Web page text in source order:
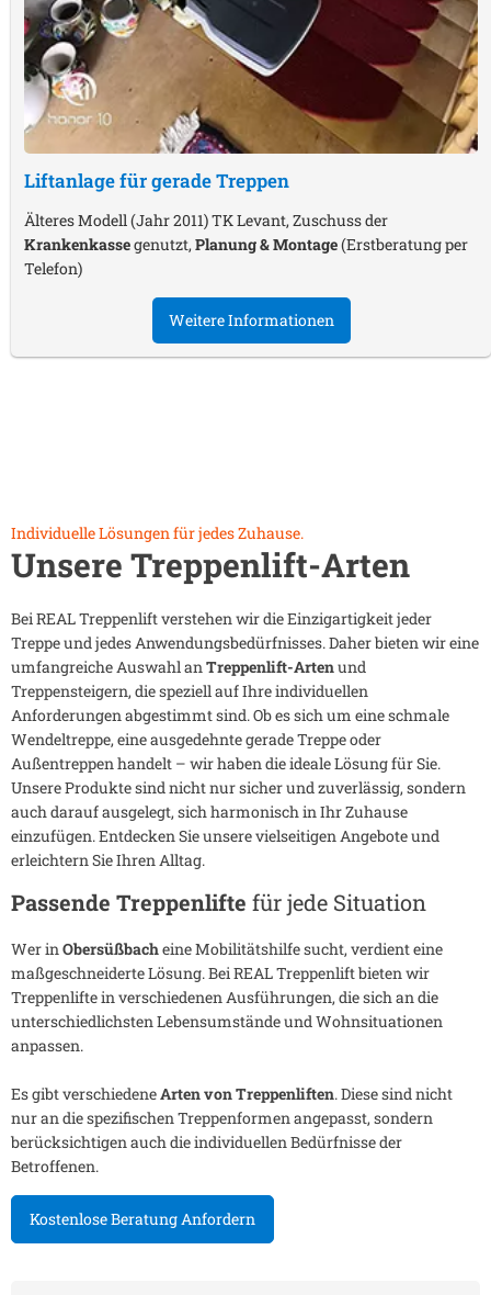
Liftanlage für gerade Treppen
Älteres Modell (Jahr 2011) TK Levant, Zuschuss der
Krankenkassegenutzt,Planung & Montage(Erstberatung per
Telefon)
Weitere Informationen
Individuelle Lösungen für jedes Zuhause.
Unsere Treppenlift-Arten
Bei REAL Treppenlift verstehen wir die Einzigartigkeit jeder
Treppe und jedes Anwendungsbedürfnisses. Daher bieten wir eine
umfangreiche Auswahl anTreppenlift-Artenund
Treppensteigern, die speziell auf Ihre individuellen
Anforderungen abgestimmt sind. Ob es sich um eine schmale
Wendeltreppe, eine ausgedehnte gerade Treppe oder
Außentreppen handelt – wir haben die ideale Lösung für Sie.
Unsere Produkte sind nicht nur sicher und zuverlässig, sondern
auch darauf ausgelegt, sich harmonisch in Ihr Zuhause
einzufügen. Entdecken Sie unsere vielseitigen Angebote und
erleichtern Sie Ihren Alltag.
Passende Treppenlifte für jede Situation
Wer inObersüßbacheine Mobilitätshilfe sucht, verdient eine
maßgeschneiderte Lösung. Bei REAL Treppenlift bieten wir
Treppenlifte in verschiedenen Ausführungen, die sich an die
unterschiedlichsten Lebensumstände und Wohnsituationen
anpassen.
Es gibt verschiedeneArten von Treppenliften. Diese sind nicht
nur an die spezifischen Treppenformen angepasst, sondern
berücksichtigen auch die individuellen Bedürfnisse der
Betroffenen.
Kostenlose Beratung Anfordern